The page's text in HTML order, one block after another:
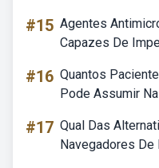
#15 Agentes
Capazes De
#16 Quantos
Pode Assumir
#17 Qual Das
Navegadores De